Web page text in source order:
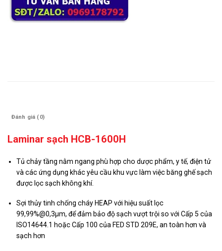
Đánh giá (0)
Laminar sạch HCB-1600H
Tủ chảy tầng nằm ngang phù hợp cho dược phẩm, y tế, điện tử
và các ứng dụng khác yêu cầu khu vực làm việc băng ghế sạch
được lọc sạch không khí.
Sợi thủy tinh chống cháy HEAP với hiệu suất lọc
99,99%@0,3μm, để đảm bảo độ sạch vượt trội so với Cấp 5 của
ISO14644.1 hoặc Cấp 100 của FED STD 209E, an toàn hơn và
sạch hơn